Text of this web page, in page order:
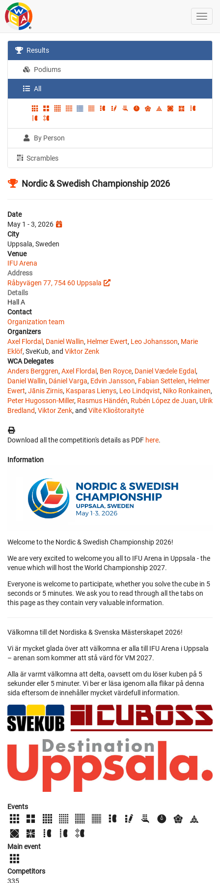
Results
Podiums
All
By Person
Scrambles
Nordic & Swedish Championship 2026
Date
May 1 - 3, 2026
City
Uppsala, Sweden
Venue
IFU Arena
Address
Råbyvägen 77, 754 60 Uppsala
Details
Hall A
Contact
Organization team
Organizers
Axel Flordal , Daniel Wallin, Helmer Ewert, Leo Johansson, Marie
Eklöf, SveKub, and Viktor Zenk
WCA Delegates
Anders Berggren, Axel Flordal , Ben Royce, Daniel Vædele Egdal ,
Daniel Wallin, Dániel Varga, Edvin Jansson, Fabian Settelen, Helmer
Ewert, Jānis Zirnis, Kasparas Lienys, Leo Lindqvist, Niko Ronkainen,
Peter Hugosson-Miller, Rasmus Händén, Rubén López de Juan, Ulrik
Bredland, Viktor Zenk, and Viltė Klioštoraitytė
Download all the competition's details as PDF here.
Information
Welcome to the Nordic & Swedish Championship 2026!
We are very excited to welcome you all to IFU Arena in Uppsala - the
venue which will host the World Championship 2027.
Everyone is welcome to participate, whether you solve the cube in 5
seconds or 5 minutes. We ask you to read through all the tabs on
this page as they contain very valuable information.
Välkomna till det Nordiska & Svenska Mästerskapet 2026!
Vi är mycket glada över att välkomna er alla till IFU Arena i Uppsala
– arenan som kommer att stå värd för VM 2027.
Alla är varmt välkomna att delta, oavsett om du löser kuben på 5
sekunder eller 5 minuter. Vi ber er läsa igenom alla flikar på denna
sida eftersom de innehåller mycket värdefull information.
Events
Main event
Competitors
335